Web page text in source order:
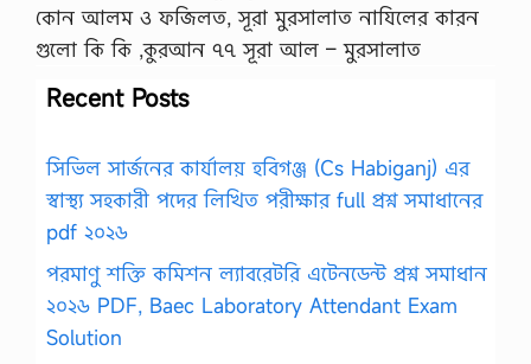
কোন আলম ও ফজিলত, সূরা মুরসালাত নাযিলের কারন
গুলো কি কি ,কুরআন ৭৭ সূরা আল – মুরসালাত
Recent Posts
সিভিল সার্জনের কার্যালয় হবিগঞ্জ (Cs Habiganj) এর
স্বাস্থ্য সহকারী পদের লিখিত পরীক্ষার full প্রশ্ন সমাধানের
pdf ২০২৬
পরমাণু শক্তি কমিশন ল্যাবরেটরি এটেনডেন্ট প্রশ্ন সমাধান
২০২৬ PDF, Baec Laboratory Attendant Exam
Solution